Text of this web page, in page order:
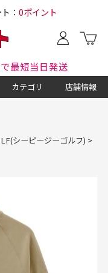
： 0ポイント
最短当日発送
カテゴリ 店舗情報
シーピージーゴルフ) >